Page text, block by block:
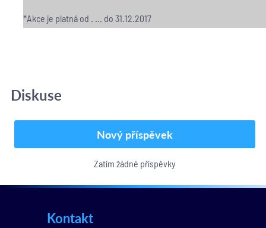
*Akce je platná od . ... do 31.12.2017
Diskuse
Nový příspěvek
Zatím žádné příspěvky
Kontakt